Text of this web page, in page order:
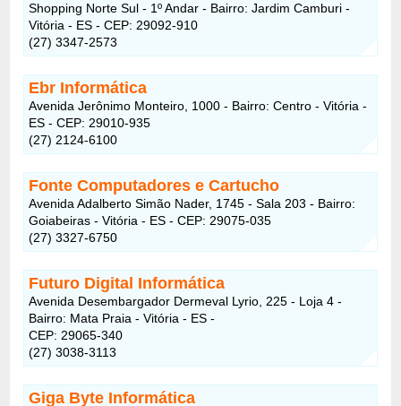
Shopping Norte Sul - 1º Andar - Bairro: Jardim Camburi -
Vitória - ES - CEP: 29092-910
(27) 3347-2573
Ebr Informática
Avenida Jerônimo Monteiro, 1000 - Bairro: Centro - Vitória -
ES - CEP: 29010-935
(27) 2124-6100
Fonte Computadores e Cartucho
Avenida Adalberto Simão Nader, 1745 - Sala 203 - Bairro:
Goiabeiras - Vitória - ES - CEP: 29075-035
(27) 3327-6750
Futuro Digital Informática
Avenida Desembargador Dermeval Lyrio, 225 - Loja 4 -
Bairro: Mata Praia - Vitória - ES -
CEP: 29065-340
(27) 3038-3113
Giga Byte Informática